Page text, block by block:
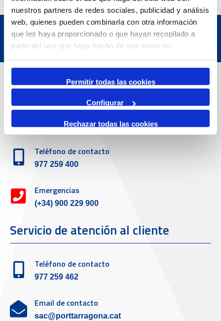
nuestros partners de redes sociales, publicidad y análisis
web, quienes pueden combinarla con otra información
que les haya proporcionado o que hayan recopilado a
partir del uso que haya hecho de sus servicios.
Permitir todas las cookies
Configurar
Rechazar todas las cookies
Datos de contacto
Dirección
Passeig de l'Escullera s/n, 43004 Tarragona
Teléfono de contacto
977 259 400
Emergencias
(+34) 900 229 900
Servicio de atención al cliente
Teléfono de contacto
977 259 462
Email de contacto
sac@porttarragona.cat